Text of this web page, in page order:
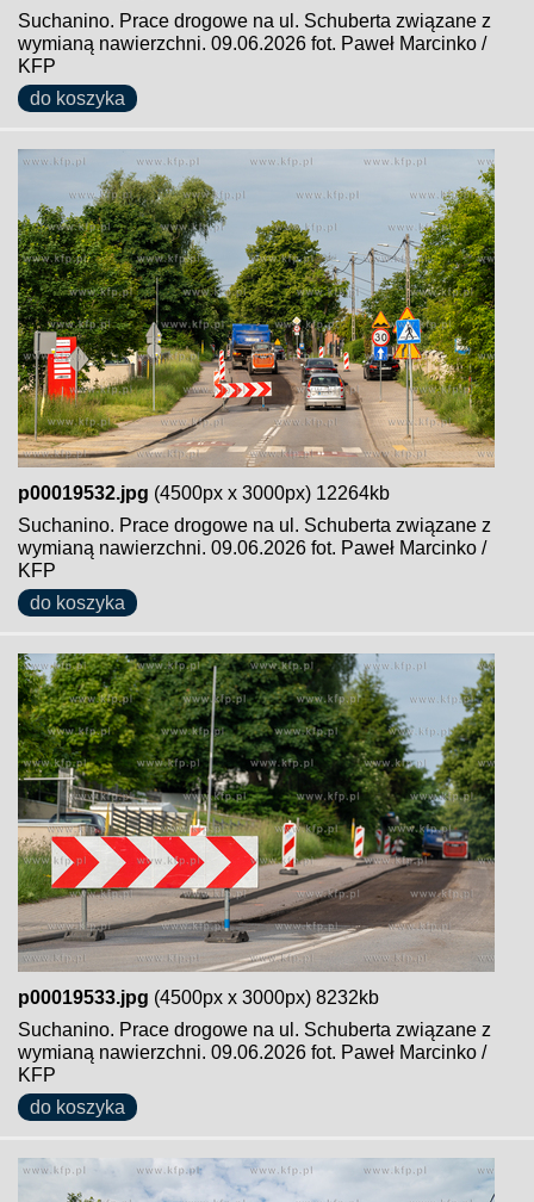
Suchanino. Prace drogowe na ul. Schuberta związane z
wymianą nawierzchni. 09.06.2026 fot. Paweł Marcinko /
KFP
do koszyka
p00019532.jpg (4500px x 3000px) 12264kb
Suchanino. Prace drogowe na ul. Schuberta związane z
wymianą nawierzchni. 09.06.2026 fot. Paweł Marcinko /
KFP
do koszyka
p00019533.jpg (4500px x 3000px) 8232kb
Suchanino. Prace drogowe na ul. Schuberta związane z
wymianą nawierzchni. 09.06.2026 fot. Paweł Marcinko /
KFP
do koszyka